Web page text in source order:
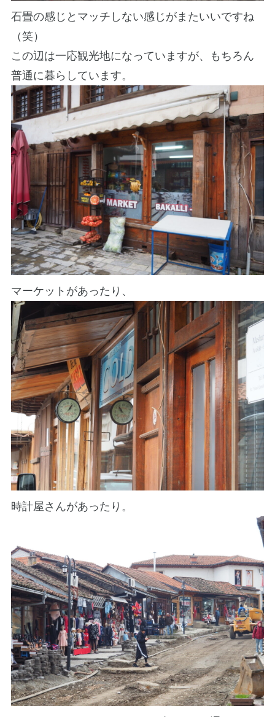
石畳の感じとマッチしない感じがまたいいですね
（笑）
この辺は一応観光地になっていますが、もちろん
普通に暮らしています。
マーケットがあったり、
時計屋さんがあったり。